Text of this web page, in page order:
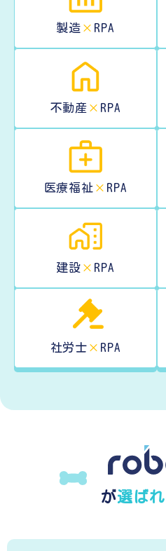
製造 × RPA
不動産 × RPA
医療福祉 × RPA
建設 × RPA
社労士 × RPA
が選ば